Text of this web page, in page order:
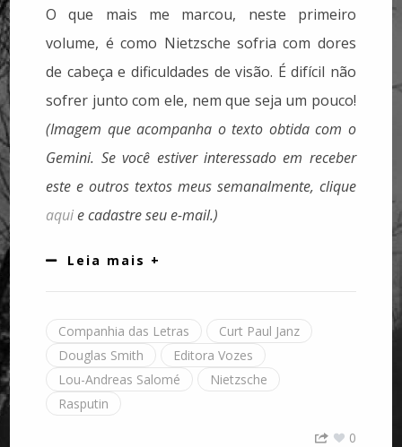
O que mais me marcou, neste primeiro
volume, é como Nietzsche sofria com dores
de cabeça e dificuldades de visão. É difícil não
sofrer junto com ele, nem que seja um pouco!
(Imagem que acompanha o texto obtida com o
Gemini. Se você estiver interessado em receber
este e outros textos meus semanalmente, clique
aquie cadastre seu e-mail.)
Leia mais +
Companhia das Letras
Curt Paul Janz
Douglas Smith
Editora Vozes
Lou-Andreas Salomé
Nietzsche
Rasputin
0